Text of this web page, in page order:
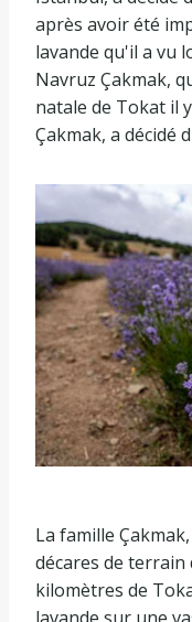
après avoir été
lavande qu'il a vu
Navruz Çakmak,
natale de Tokat il
Çakmak, a décidé
La famille
décares de terrain
kilomètres de